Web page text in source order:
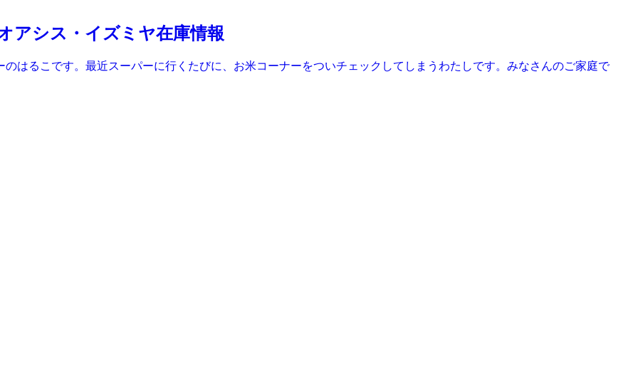
アシス・イズミヤ在庫情報
はるこです。最近スーパーに行くたびに、お米コーナーをついチェックしてしまうわたしです。みなさんのご家庭で